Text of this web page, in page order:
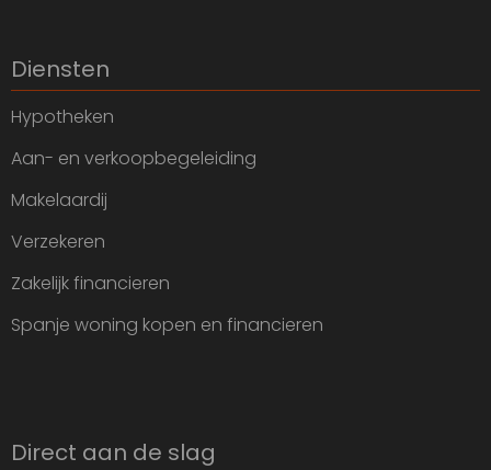
Diensten
Hypotheken
Aan- en verkoopbegeleiding
Makelaardij
Verzekeren
Zakelijk financieren
Spanje woning kopen en financieren
Direct aan de slag